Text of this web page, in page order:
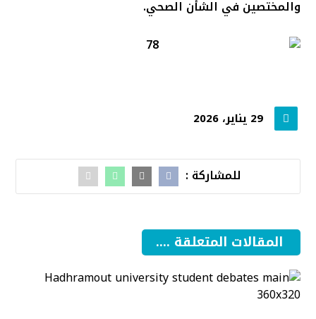
والمختصين في الشأن الصحي.
29 يناير، 2026
المقالات المتعلقة ....